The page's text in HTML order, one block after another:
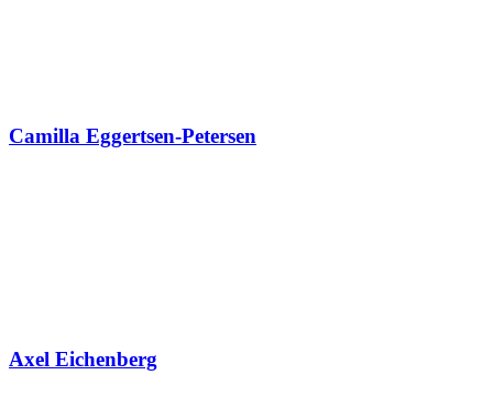
Camilla Eggertsen-Petersen
Axel Eichenberg